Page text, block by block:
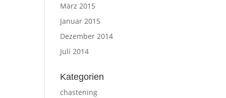
März 2015
Januar 2015
Dezember 2014
Juli 2014
Kategorien
chastening